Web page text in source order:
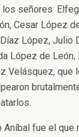
señores:
Cesar López
López, Julio
López de León,
Velásquez, que
Aníbal fue el que